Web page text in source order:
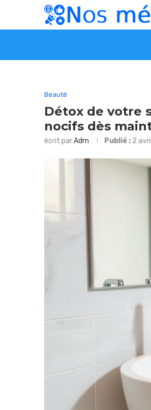
Beauté
Détox de votre
nocifs dès
écrit parAdm Publié : 2